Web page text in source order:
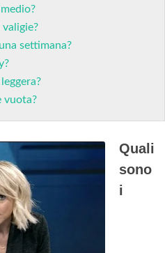
settimana?
vuota?
Quali
sono
i